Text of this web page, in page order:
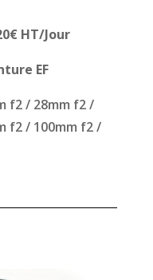
HT/Jour
EF
f2 / 28mm f2 /
f2 / 100mm f2 /